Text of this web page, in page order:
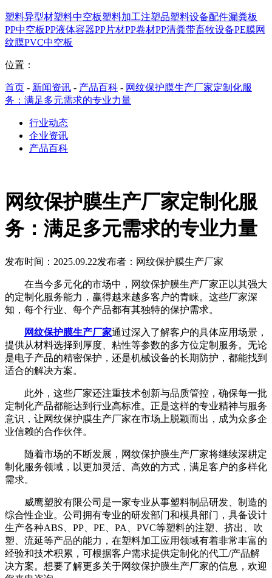
塑料异型材塑料中空板塑料加工注塑品塑料设备配件漏粪板
PP中空板PP液体容器PP片材PP卷材PP清粪带畜牧设备PE膜网
纹膜PVC中空板
位置：
首页 - 新闻资讯 - 产品百科 - 网纹保护膜生产厂家定制化服
务：满足多元需求的专业力量
行业动态
企业资讯
产品百科
网纹保护膜生产厂家定制化服
务：满足多元需求的专业力量
发布时间：2025.09.22发布者：网纹保护膜生产厂家
在当今多元化的市场中，网纹保护膜生产厂家正以其强大
的定制化服务能力，赢得越来越多客户的青睐。这些厂家深
知，每个行业、每个产品都有其独特的保护需求。
网纹保护膜生产厂家通过深入了解客户的具体应用场景，
提供从材料选择到厚度、粘性等参数的多方位定制服务。无论
是电子产品的精密保护，还是机械设备的长期防护，都能找到
适合的解决方案。
此外，这些厂家还注重技术创新与品质管控，确保每一批
定制化产品都能达到行业高标准。正是这样的专业精神与服务
意识，让网纹保护膜生产厂家在市场上脱颖而出，成为众多企
业信赖的合作伙伴。
随着市场的不断发展，网纹保护膜生产厂家将继续深耕定
制化服务领域，以更加灵活、高效的方式，满足客户的多样化
需求。
威鹰塑胶有限公司是一家专业从事塑料制品研发、制造的
综合性企业。公司拥有专业的研发部门和模具部门，具备设计
生产各种ABS、PP、PE、PA、PVC等塑料的注塑、挤出、吹
塑、流延等产品的能力，在塑料加工应用领域有着非常丰富的
经验和技术积累，可根据客户需求提供定制化的代工/产品解
决方案。想要了解更多关于网纹保护膜生产厂家的信息，欢迎